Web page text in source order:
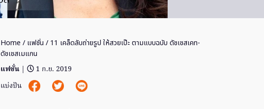
Home / แฟชั่น / 11 เคล็ดลับถ่ายรูป ให้สวยเป๊ะ ตามแบบฉบับ ดัชเชสเคท-
ดัชเชสเมแกน
แฟชั่น |
1 ก.ย. 2019
แบ่งปัน